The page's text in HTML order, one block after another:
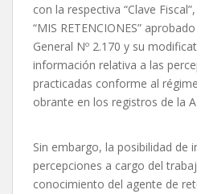
con la respectiva “Clave
“MIS RETENCIONES”
General Nº 2.170 y su
información relativa a las
practicadas conforme al
obrante en los registros de la
Sin embargo, la posibilidad de
percepciones a cargo del
conocimiento del agente de